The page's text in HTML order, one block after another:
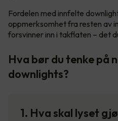
Fordelen med innfelte
oppmerksomhet fra resten av
forsvinner inn i takflaten – det
Hva bør du tenke på
downlights?
1. Hva skal lyset